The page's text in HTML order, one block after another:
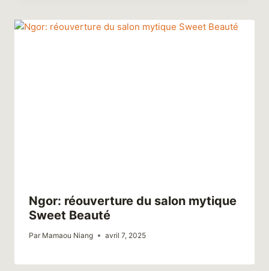
Ngor: réouverture du salon mytique
Sweet Beauté
Par Mamaou Niang avril 7, 2025